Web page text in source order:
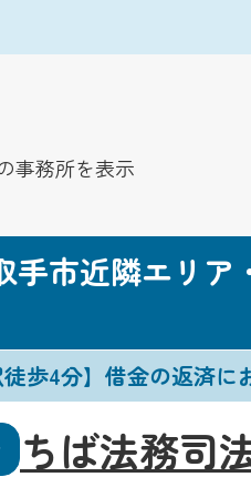
事務所を表示
手市近隣エリ
徒歩4分】借金の返済
ちば法務司